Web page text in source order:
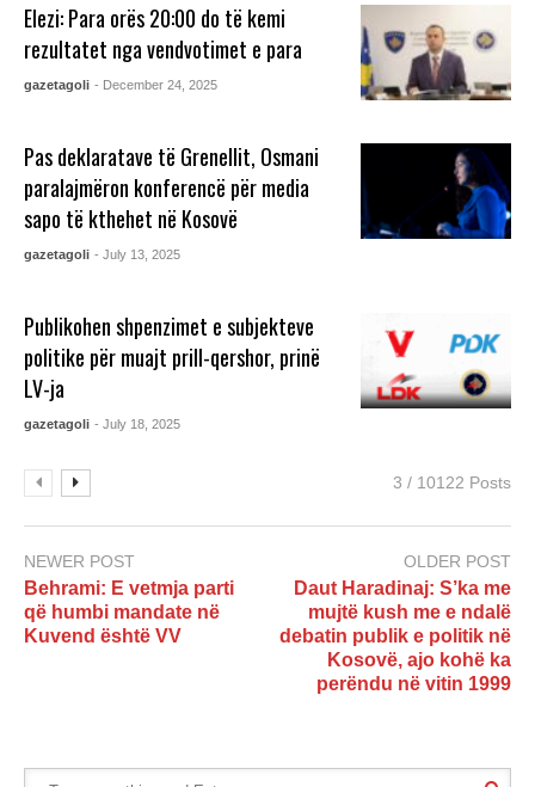
Elezi: Para orës 20:00 do të kemi
rezultatet nga vendvotimet e para
gazetagoli - December 24, 2025
Pas deklaratave të Grenellit, Osmani
paralajmëron konferencë për media
sapo të kthehet në Kosovë
gazetagoli - July 13, 2025
Publikohen shpenzimet e subjekteve
politike për muajt prill-qershor, prinë
LV-ja
gazetagoli - July 18, 2025
3 / 10122 Posts
NEWER POST
Behrami: E vetmja parti
që humbi mandate në
Kuvend është VV
OLDER POST
Daut Haradinaj: S’ka me
mujtë kush me e ndalë
debatin publik e politik në
Kosovë, ajo kohë ka
perëndu në vitin 1999